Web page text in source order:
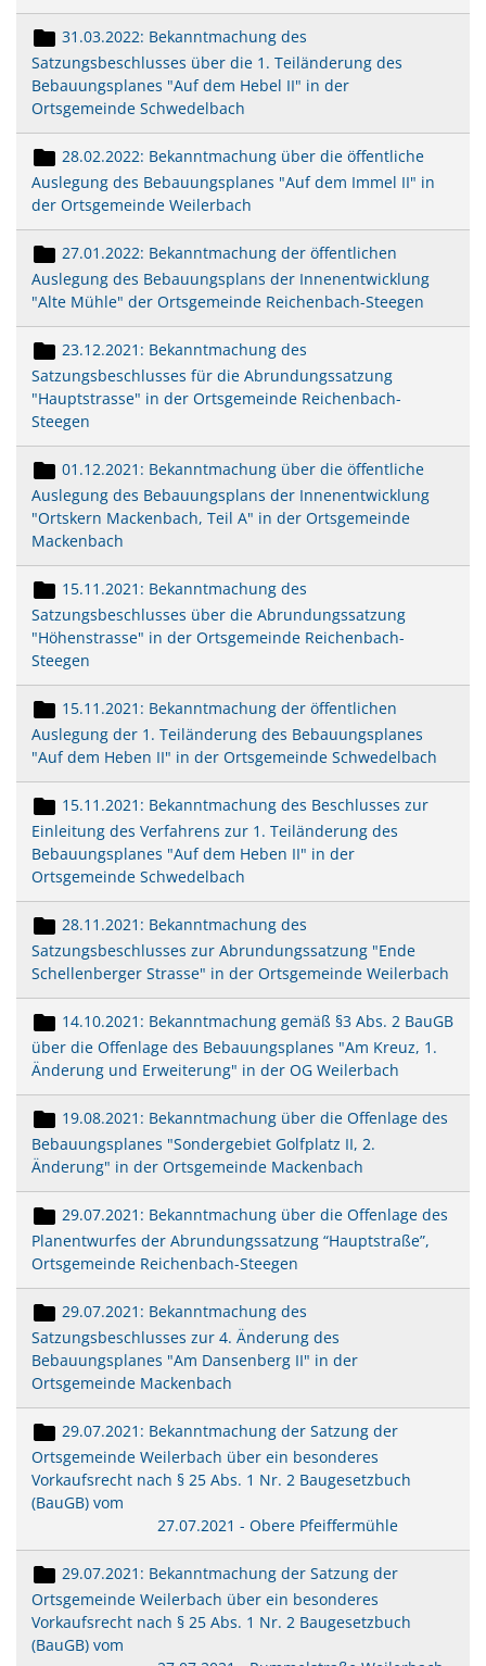
31.03.2022: Bekanntmachung des
Satzungsbeschlusses über die 1. Teiländerung des
Bebauungsplanes "Auf dem Hebel II" in der
Ortsgemeinde Schwedelbach
28.02.2022: Bekanntmachung über die öffentliche
Auslegung des Bebauungsplanes "Auf dem Immel II" in
der Ortsgemeinde Weilerbach
27.01.2022: Bekanntmachung der öffentlichen
Auslegung des Bebauungsplans der Innenentwicklung
"Alte Mühle" der Ortsgemeinde Reichenbach-Steegen
23.12.2021: Bekanntmachung des
Satzungsbeschlusses für die Abrundungssatzung
"Hauptstrasse" in der Ortsgemeinde Reichenbach-
Steegen
01.12.2021: Bekanntmachung über die öffentliche
Auslegung des Bebauungsplans der Innenentwicklung
"Ortskern Mackenbach, Teil A" in der Ortsgemeinde
Mackenbach
15.11.2021: Bekanntmachung des
Satzungsbeschlusses über die Abrundungssatzung
"Höhenstrasse" in der Ortsgemeinde Reichenbach-
Steegen
15.11.2021: Bekanntmachung der öffentlichen
Auslegung der 1. Teiländerung des Bebauungsplanes
"Auf dem Heben II" in der Ortsgemeinde Schwedelbach
15.11.2021: Bekanntmachung des Beschlusses zur
Einleitung des Verfahrens zur 1. Teiländerung des
Bebauungsplanes "Auf dem Heben II" in der
Ortsgemeinde Schwedelbach
28.11.2021: Bekanntmachung des
Satzungsbeschlusses zur Abrundungssatzung "Ende
Schellenberger Strasse" in der Ortsgemeinde Weilerbach
14.10.2021: Bekanntmachung gemäß §3 Abs. 2 BauGB
über die Offenlage des Bebauungsplanes "Am Kreuz, 1.
Änderung und Erweiterung" in der OG Weilerbach
19.08.2021: Bekanntmachung über die Offenlage des
Bebauungsplanes "Sondergebiet Golfplatz II, 2.
Änderung" in der Ortsgemeinde Mackenbach
29.07.2021: Bekanntmachung über die Offenlage des
Planentwurfes der Abrundungssatzung “Hauptstraße”,
Ortsgemeinde Reichenbach-Steegen
29.07.2021: Bekanntmachung des
Satzungsbeschlusses zur 4. Änderung des
Bebauungsplanes "Am Dansenberg II" in der
Ortsgemeinde Mackenbach
29.07.2021: Bekanntmachung der Satzung der
Ortsgemeinde Weilerbach über ein besonderes
Vorkaufsrecht nach § 25 Abs. 1 Nr. 2 Baugesetzbuch
(BauGB) vom
27.07.2021 - Obere Pfeiffermühle
29.07.2021: Bekanntmachung der Satzung der
Ortsgemeinde Weilerbach über ein besonderes
Vorkaufsrecht nach § 25 Abs. 1 Nr. 2 Baugesetzbuch
(BauGB) vom